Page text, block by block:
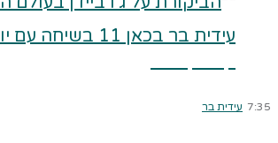
7:35 עידית בר